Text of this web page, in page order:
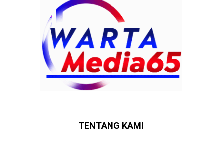
TENTANG KAMI